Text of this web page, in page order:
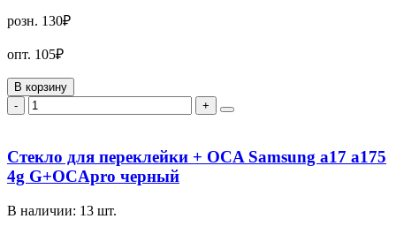
розн. 130₽
опт. 105₽
В корзину
-
+
Стекло для переклейки + OCA Samsung a17 a175
4g G+OCApro черный
В наличии: 13 шт.